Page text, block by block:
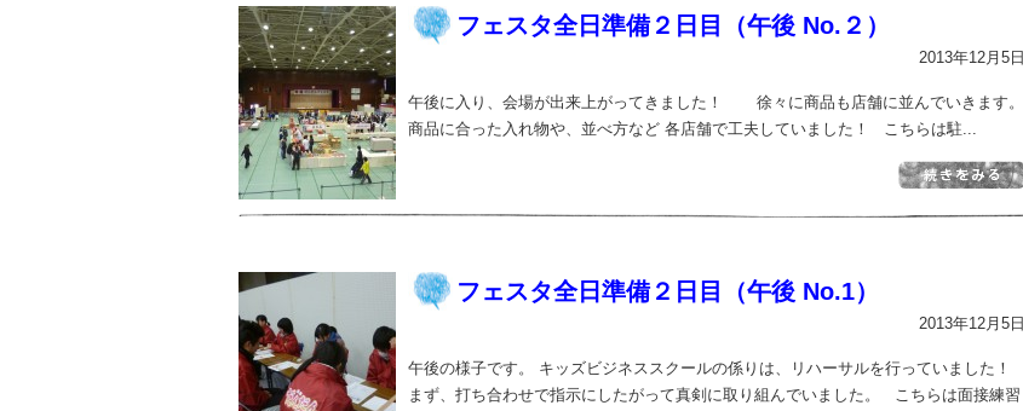
フェスタ全日準備２日目（午後 No.２）
2013年12月5日
午後に入り、会場が出来上がってきました！ 徐々に商品も店舗に並んでいきます。
商品に合った入れ物や、並べ方など 各店舗で工夫していました！ こちらは駐...
フェスタ全日準備２日目（午後 No.1）
2013年12月5日
午後の様子です。 キッズビジネススクールの係りは、リハーサルを行っていました！
まず、打ち合わせで指示にしたがって真剣に取り組んでいました。 こちらは面接練習